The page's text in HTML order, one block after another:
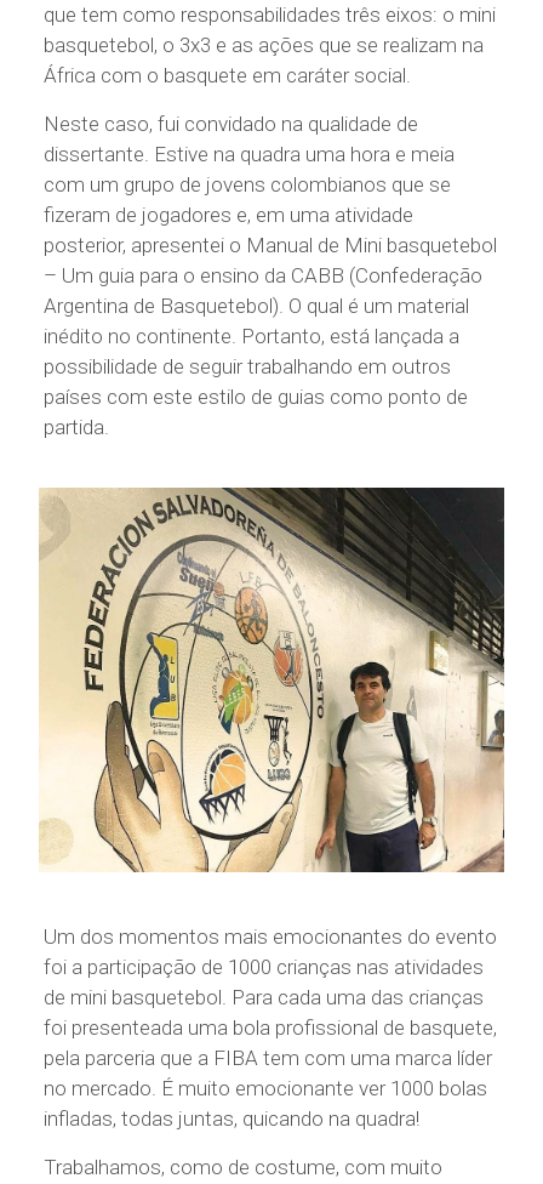
que tem como responsabilidades três eixos: o mini
basquetebol, o 3x3 e as ações que se realizam na
África com o basquete em caráter social.
Neste caso, fui convidado na qualidade de
dissertante. Estive na quadra uma hora e meia
com um grupo de jovens colombianos que se
fizeram de jogadores e, em uma atividade
posterior, apresentei o Manual de Mini basquetebol
– Um guia para o ensino da CABB (Confederação
Argentina de Basquetebol). O qual é um material
inédito no continente. Portanto, está lançada a
possibilidade de seguir trabalhando em outros
países com este estilo de guias como ponto de
partida.
Um dos momentos mais emocionantes do evento
foi a participação de 1000 crianças nas atividades
de mini basquetebol. Para cada uma das crianças
foi presenteada uma bola profissional de basquete,
pela parceria que a FIBA tem com uma marca líder
no mercado. É muito emocionante ver 1000 bolas
infladas, todas juntas, quicando na quadra!
Trabalhamos, como de costume, com muito